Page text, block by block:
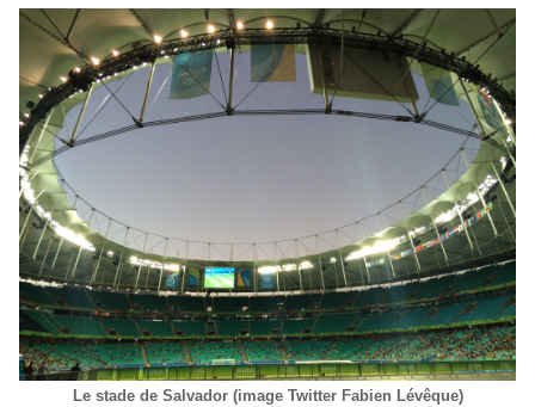
Le stade de Salvador (image Twitter Fabien Lévêque)